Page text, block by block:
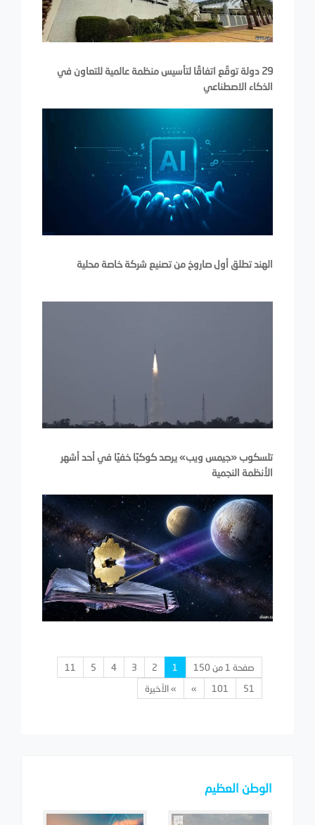
29 دولة توقّع اتفاقًا لتأسيس منظمة عالمية للتعاون في
الذكاء الاصطناعي
الهند تطلق أول صاروخ من تصنيع شركة خاصة محلية
تلسكوب «جيمس ويب» يرصد كوكبًا خفيًا في أحد أشهر
الأنظمة النجمية
صفحة 1 من 150 1
2
3
4
5
11
51
101
» » الأخيرة
الوطن العظيم